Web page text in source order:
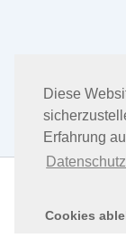
Diese
Erfahrung
Cookies